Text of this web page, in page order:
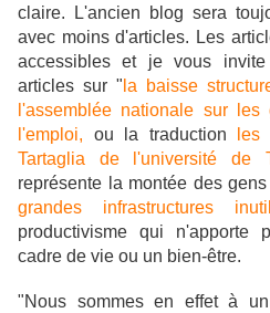
claire. L'ancien blog sera
avec moins d'articles. Les
accessibles et je vous
articles sur " la baisse
l'assemblée nationale sur les
l'emploi, ou la traduction
les
Tartaglia de l'université de
représente la montée des
grandes infrastructures
productivisme qui n'apporte
cadre de vie ou un bien-être.
"Nous sommes en effet à